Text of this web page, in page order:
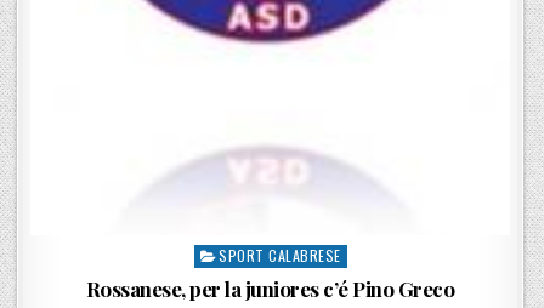
Posted in
SPORT CALABRESE
Rossanese, per la juniores c’é Pino Greco